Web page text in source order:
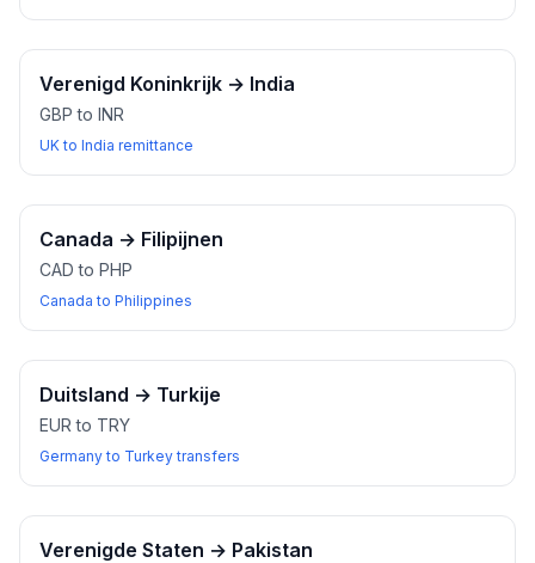
Verenigd Koninkrijk → India
GBP to INR
UK to India remittance
Canada → Filipijnen
CAD to PHP
Canada to Philippines
Duitsland → Turkije
EUR to TRY
Germany to Turkey transfers
Verenigde Staten → Pakistan